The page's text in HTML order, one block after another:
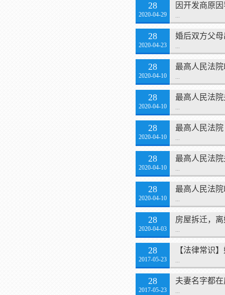
28
2020-04-29
因开发商原
...
28
2020-04-23
婚后双方父
...
28
2020-04-10
最高人民法
...
28
2020-04-10
最高人民法
...
28
2020-04-10
最高人民法
...
28
2020-04-10
最高人民法
...
28
2020-04-10
最高人民法
...
28
2020-04-03
房屋拆迁，
...
28
2017-05-23
【法律常识
...
28
2017-05-23
夫妻名字都
...